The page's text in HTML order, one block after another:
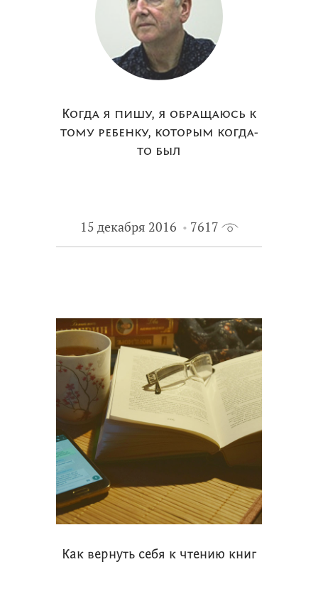
Когда я пишу, я обращаюсь к
тому ребенку, которым когда-
то был
15 декабря 2016 7617
Как вернуть себя к чтению книг